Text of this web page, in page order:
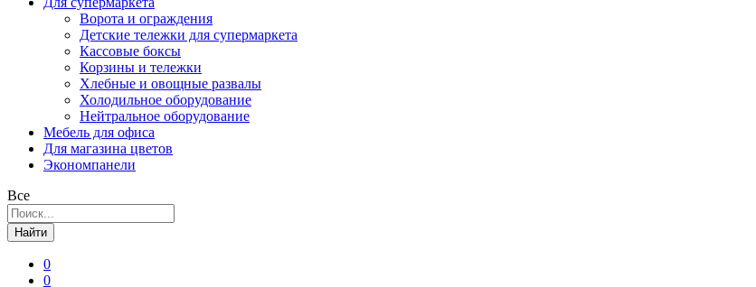
Ворота и ограждения
Детские тележки для супермаркета
Кассовые боксы
Корзины и тележки
Хлебные и овощные развалы
Холодильное оборудование
Нейтральное оборудование
Мебель для офиса
Для магазина цветов
Экономпанели
Все
Найти
0
0